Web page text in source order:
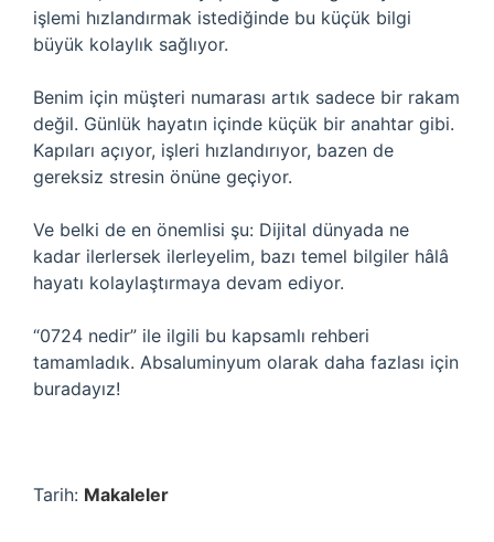
işlemi hızlandırmak istediğinde bu küçük bilgi
büyük kolaylık sağlıyor.
Benim için müşteri numarası artık sadece bir rakam
değil. Günlük hayatın içinde küçük bir anahtar gibi.
Kapıları açıyor, işleri hızlandırıyor, bazen de
gereksiz stresin önüne geçiyor.
Ve belki de en önemlisi şu: Dijital dünyada ne
kadar ilerlersek ilerleyelim, bazı temel bilgiler hâlâ
hayatı kolaylaştırmaya devam ediyor.
“0724 nedir” ile ilgili bu kapsamlı rehberi
tamamladık. Absaluminyum olarak daha fazlası için
buradayız!
Tarih: Makaleler